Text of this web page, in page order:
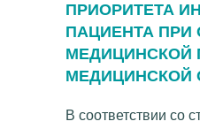
В соответствии со
ПРИОРИТЕТА
ПАЦИЕНТА ПРИ
МЕДИЦИНСКОЙ